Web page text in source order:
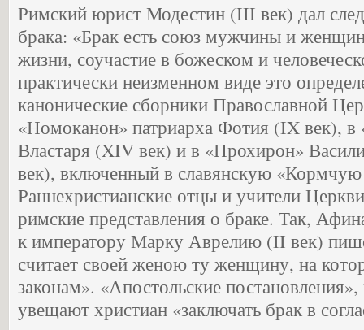
Римский юрист Модестин (III век) дал
брака: «Брак есть союз мужчины и
жизни, соучастие в божеском и
практически неизменном виде это
канонические сборники Православной
«Номоканон» патриарха Фотия (IX век),
Властаря (XIV век) и в «Прохирон»
век), включенный в славянскую «Кормчую
Раннехристианские отцы и учители
римские представления о браке. Так,
к императору Марку Аврелию (II век)
считает своей женою ту женщину, на
законам». «Апостольские
увещают христиан «заключать брак в